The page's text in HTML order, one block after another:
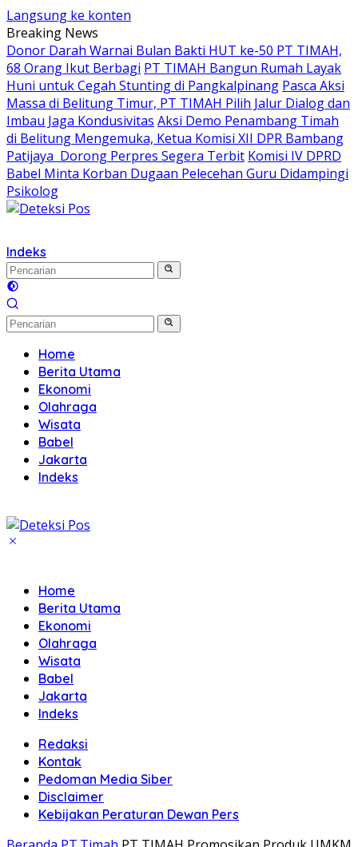
Langsung ke konten
Breaking News
Donor Darah Warnai Bulan Bakti HUT ke-50 PT TIMAH,
68 Orang Ikut Berbagi PT TIMAH Bangun Rumah Layak
Huni untuk Cegah Stunting di Pangkalpinang Pasca Aksi
Massa di Belitung Timur, PT TIMAH Pilih Jalur Dialog dan
Imbau Jaga Kondusivitas Aksi Demo Penambang Timah
di Belitung Mengemuka, Ketua Komisi XII DPR Bambang
Patijaya Dorong Perpres Segera Terbit Komisi IV DPRD
Babel Minta Korban Dugaan Pelecehan Guru Didampingi
Psikolog
Indeks
Home
Berita Utama
Ekonomi
Olahraga
Wisata
Babel
Jakarta
Indeks
Home
Berita Utama
Ekonomi
Olahraga
Wisata
Babel
Jakarta
Indeks
Redaksi
Kontak
Pedoman Media Siber
Disclaimer
Kebijakan Peraturan Dewan Pers